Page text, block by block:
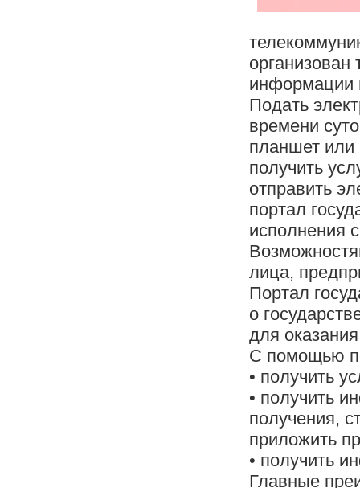
информации
Подать
времени
планшет
получить
отправить
портал
исполнения
лица,
Портал
о
для
С помощью
• получить
• получить
получения,
приложить
• получить
Главные